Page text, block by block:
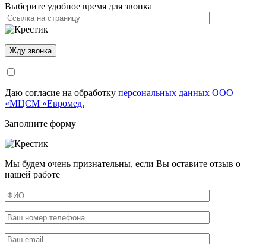
Выберите удобное время для звонка
Даю согласие на обработку персональных данных ООО
«МЦСМ «Евромед.
Заполните форму
Мы будем очень признательны, если Вы оставите отзыв о
нашей работе